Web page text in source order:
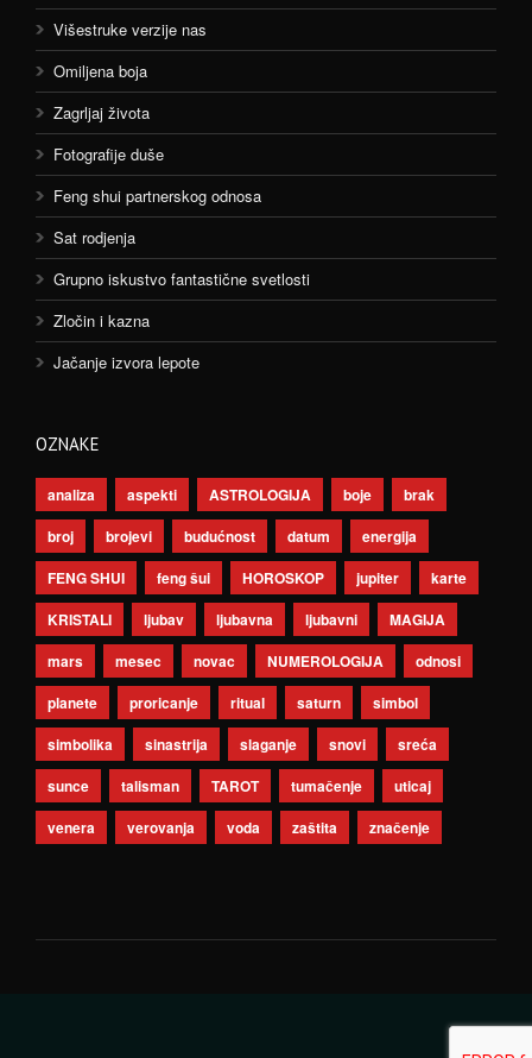
Višestruke verzije nas
Omiljena boja
Zagrljaj života
Fotografije duše
Feng shui partnerskog odnosa
Sat rodjenja
Grupno iskustvo fantastične svetlosti
Zločin i kazna
Jačanje izvora lepote
OZNAKE
analiza aspekti ASTROLOGIJA boje
brak
broj
brojevi budućnost datum
energija
FENG SHUI
feng šui HOROSKOP jupiter
karte
KRISTALI
ljubav ljubavna ljubavni
MAGIJA
mars
mesec novac NUMEROLOGIJA
odnosi
planete
proricanje ritual saturn
simbol
simbolika
sinastrija slaganje snovi
sreća
sunce
talisman TAROT tumačenje
uticaj
venera
verovanja voda zaštita značenje